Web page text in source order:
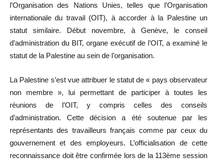
l’Organisation des Nations Unies, telles que l’Organisation
internationale du travail (OIT), à accorder à la Palestine un
statut similaire. Début novembre, à Genève, le conseil
d’administration du BIT, organe exécutif de l’OIT, a examiné le
statut de la Palestine au sein de l’organisation.
La Palestine s’est vue attribuer le statut de « pays observateur
non membre », lui permettant de participer à toutes les
réunions de l’OIT, y compris celles des conseils
d’administration. Cette décision a été soutenue par les
représentants des travailleurs français comme par ceux du
gouvernement et des employeurs. L’officialisation de cette
reconnaissance doit être confirmée lors de la 113ème session